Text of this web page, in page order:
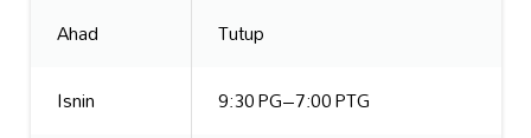
Ahad
Tutup
Isnin
9:30 PG–7:00 PTG